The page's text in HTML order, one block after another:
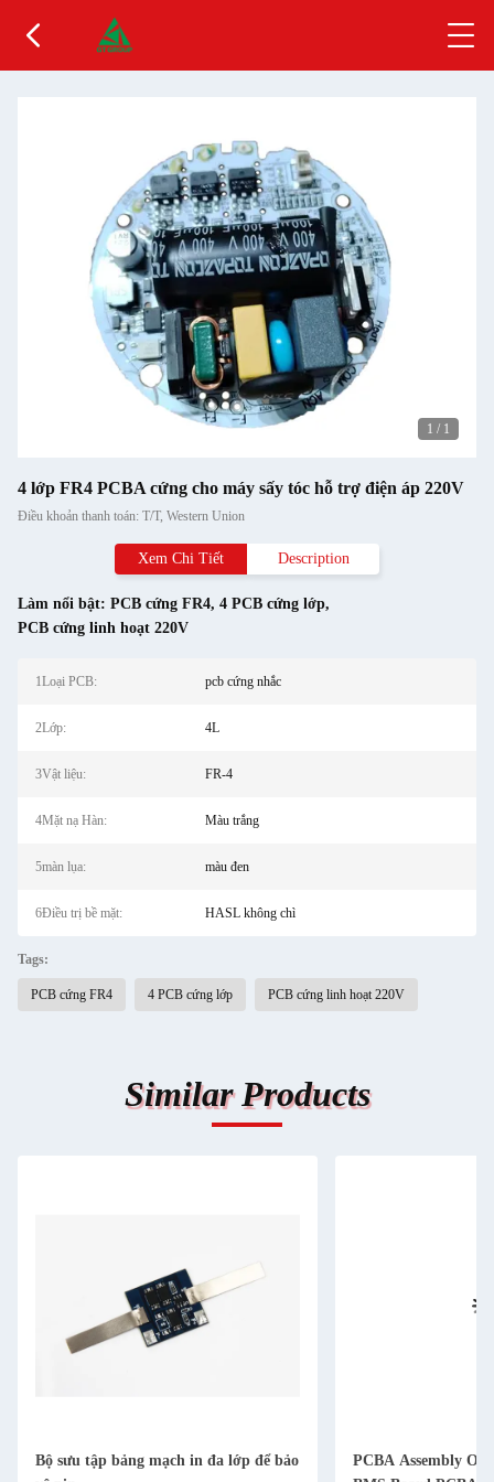
1 / 1
4 lớp FR4 PCBA cứng cho máy sấy tóc hỗ trợ điện áp 220V
Điều khoản thanh toán: T/T, Western Union
Xem Chi Tiết Description
Làm nổi bật: PCB cứng FR4, 4 PCB cứng lớp,
PCB cứng linh hoạt 220V
1Loại PCB: pcb cứng nhắc
2Lớp: 4L
3Vật liệu: FR-4
4Mặt nạ Hàn: Màu trắng
5màn lụa: màu đen
6Điều trị bề mặt: HASL không chì
Tags:
PCB cứng FR4 4 PCB cứng lớp PCB cứng linh hoạt 220V
Similar Products
Bộ sưu tập bảng mạch in đa lớp để bảo
PCBA Assembly